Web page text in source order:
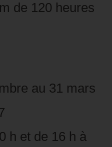
de 120 heures
au 31 mars
h et de 16 h à